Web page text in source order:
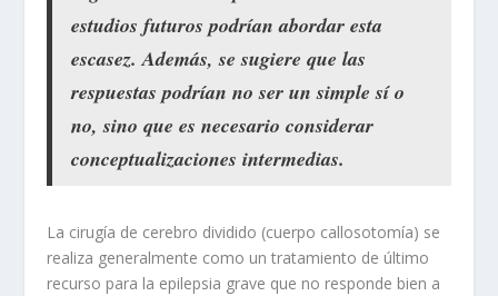
estudios futuros podrían abordar esta
escasez. Además, se sugiere que las
respuestas podrían no ser un simple sí o
no, sino que es necesario considerar
conceptualizaciones intermedias.
La cirugía de cerebro dividido (cuerpo callosotomía) se
realiza generalmente como un tratamiento de último
recurso para la epilepsia grave que no responde bien a